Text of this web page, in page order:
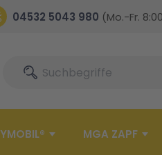
04532 5043 980 (Mo.-Fr.
SucheSuche
MGA ZAPF